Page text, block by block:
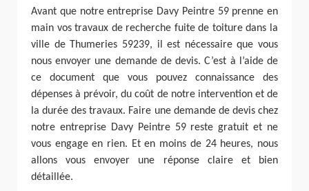
Avant que notre entreprise Davy Peintre 59 prenne en
main vos travaux de recherche fuite de toiture dans la
ville de Thumeries 59239, il est nécessaire que vous
nous envoyer une demande de devis. C’est à l’aide de
ce document que vous pouvez connaissance des
dépenses à prévoir, du coût de notre intervention et de
la durée des travaux. Faire une demande de devis chez
notre entreprise Davy Peintre 59 reste gratuit et ne
vous engage en rien. Et en moins de 24 heures, nous
allons vous envoyer une réponse claire et bien
détaillée.